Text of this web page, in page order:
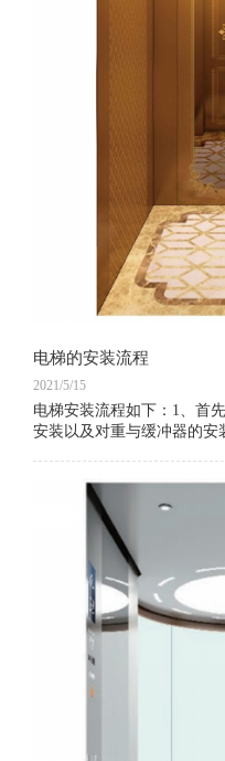
电梯的安装流程
2021/5/15
电梯安装流程如下：1、首
安装以及对重与缓冲器的安